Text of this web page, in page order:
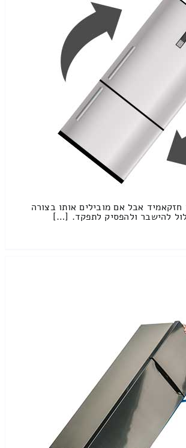
אבל אם מובילים אותו בצורה
להישבר ולהפסיק לתפקד. […]